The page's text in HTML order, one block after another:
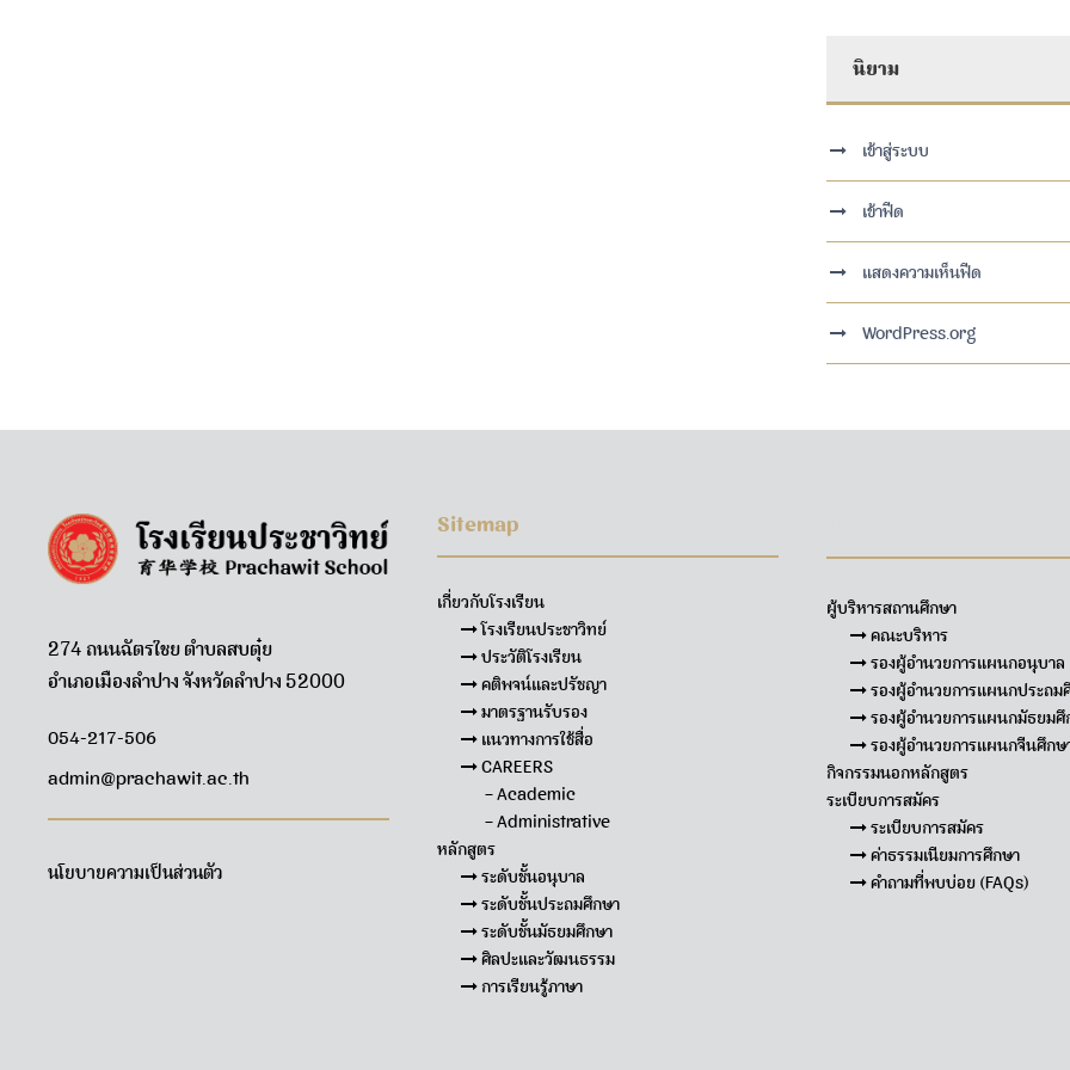
นิยาม
เข้าสู่ระบบ
เข้าฟีด
แสดงความเห็นฟีด
WordPress.org
274 ถนนฉัตรไชย ตำบลสบตุ๋ย
อำเภอเมืองลำปาง จังหวัดลำปาง 52000
054-217-506
admin@prachawit.ac.th
นโยบายความเป็นส่วนตัว
Sitemap
เกี่ยวกับโรงเรียน
โรงเรียนประชาวิทย์
ประวัติโรงเรียน
คติพจน์และปรัชญา
มาตรฐานรับรอง
แนวทางการใช้สื่อ
CAREERS
– Academic
– Administrative
หลักสูตร
ระดับชั้นอนุบาล
ระดับชั้นประถมศึกษา
ระดับชั้นมัธยมศึกษา
ศิลปะและวัฒนธรรม
การเรียนรู้ภาษา
ผู้บริหารสถานศึกษา
คณะบริหาร
รองผู้อำนวยการแผนกอนุบาล
รองผู้อำนวยการแผนกประถม
รองผู้อำนวยการแผนกมัธยม
รองผู้อำนวยการแผนกจีนศึกษ
กิจกรรมนอกหลักสูตร
ระเบียบการสมัคร
ระเบียบการสมัคร
ค่าธรรมเนียมการศึกษา
คำถามที่พบบ่อย (FAQs)